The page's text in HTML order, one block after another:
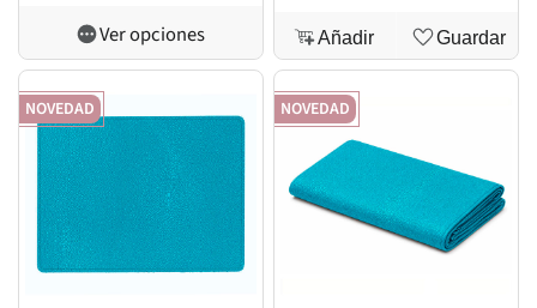
Ver opciones Añadir Guardar
NOVEDAD NOVEDAD